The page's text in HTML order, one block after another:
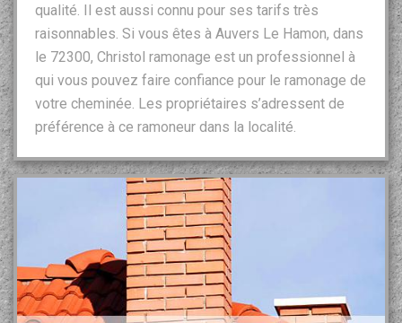
qualité. Il est aussi connu pour ses tarifs très
raisonnables. Si vous êtes à Auvers Le Hamon, dans
le 72300, Christol ramonage est un professionnel à
qui vous pouvez faire confiance pour le ramonage de
votre cheminée. Les propriétaires s’adressent de
préférence à ce ramoneur dans la localité.